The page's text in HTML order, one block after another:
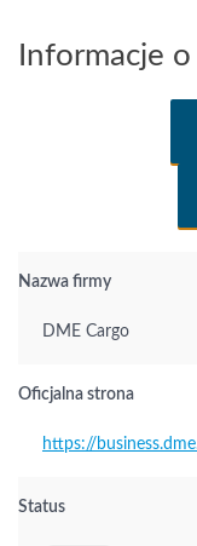
Informacje
Nazwa firmy
DME Cargo
Oficjalna strona
https://
Status